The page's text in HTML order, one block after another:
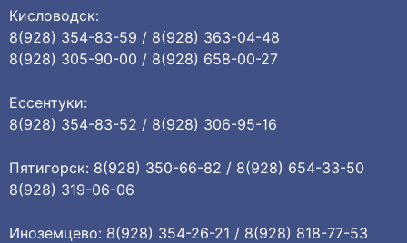
Кисловодск:
8(928) 354-83-59 / 8(928) 363-04-48
8(928) 305-90-00 / 8(928) 658-00-27
Ессентуки:
8(928) 354-83-52 / 8(928) 306-95-16
Пятигорск: 8(928) 350-66-82 / 8(928) 654-33-50
8(928) 319-06-06
Иноземцево: 8(928) 354-26-21 / 8(928) 818-77-53